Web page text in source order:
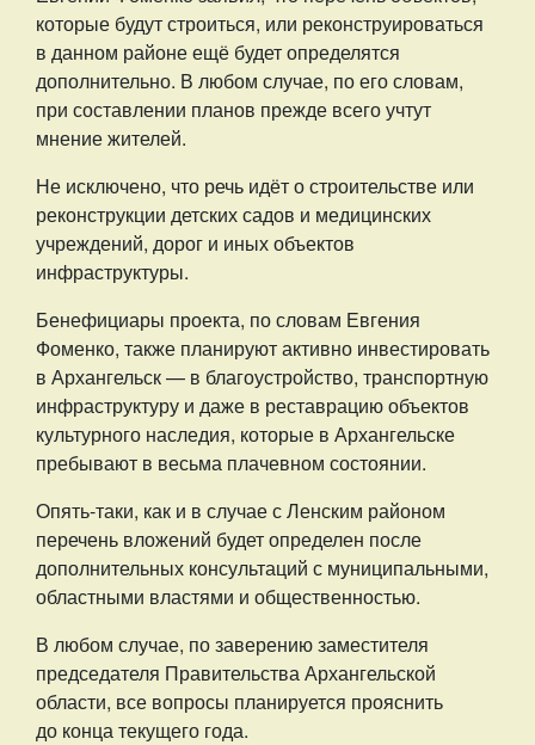
которые будут строиться, или реконструироваться
в данном районе ещё будет определятся
дополнительно. В любом случае, по его словам,
при составлении планов прежде всего учтут
мнение жителей.
Не исключено, что речь идёт о строительстве или
реконструкции детских садов и медицинских
учреждений, дорог и иных объектов
инфраструктуры.
Бенефициары проекта, по словам Евгения
Фоменко, также планируют активно инвестировать
в Архангельск — в благоустройство, транспортную
инфраструктуру и даже в реставрацию объектов
культурного наследия, которые в Архангельске
пребывают в весьма плачевном состоянии.
Опять-таки, как и в случае с Ленским районом
перечень вложений будет определен после
дополнительных консультаций с муниципальными,
областными властями и общественностью.
В любом случае, по заверению заместителя
председателя Правительства Архангельской
области, все вопросы планируется прояснить
до конца текущего года.